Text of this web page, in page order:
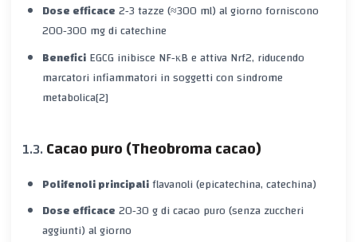
Dose efficace2‑3 tazze (≈300 ml) al giorno forniscono
200‑300 mg di catechine
BeneficiEGCG inibisce NF‑κB e attiva Nrf2, riducendo
marcatori infiammatori in soggetti con sindrome
metabolica[2]
Cacao puro (Theobroma cacao)
Polifenoli principaliflavanoli (epicatechina, catechina)
Dose efficace20‑30 g di cacao puro (senza zuccheri
aggiunti) al giorno